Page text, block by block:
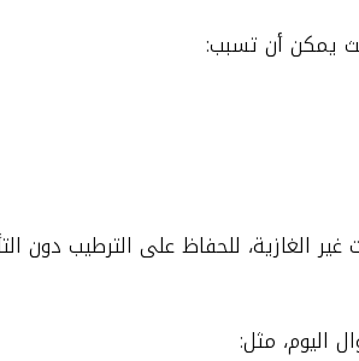
يمكن أن تسبب:
غير الغازية، للحفاظ على الترطيب دون
اليوم، مثل: